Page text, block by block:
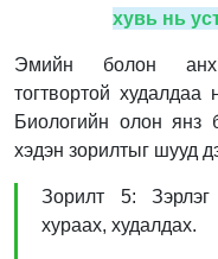
хувь нь
Эмийн болон
тогтвортой
Биологийн олон янз
хэдэн зорилтыг шууд
Зорилт 5: Зэрлэг
хураах, худалдах.